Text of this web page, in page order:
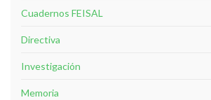
Cuadernos FEISAL
Directiva
Investigación
Memoria